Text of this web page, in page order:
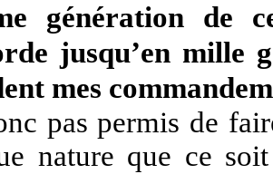
génération de
jusqu’en mille
mes
pas permis de
nature que ce